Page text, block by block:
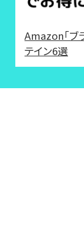
Amazon「ブ
テイン6選